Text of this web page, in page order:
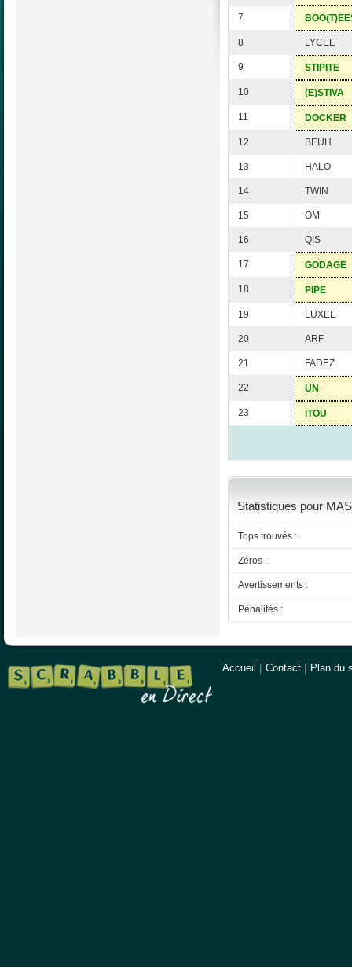
7
8 LYCEE
9 STIPITE
10 (E)STIVA
11 DOCKER
12 BEUH
13 HALO
14 TWIN
15 OM
16 QIS
17 GODAGE
18 PIPE
19 LUXEE
20 ARF
21 FADEZ
22 UN
23 ITOU
Statistiques pour
Tops trouvés :
Zéros :
Avertissements :
Pénalités :
Accueil Contact Plan du